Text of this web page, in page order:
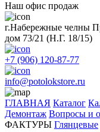
Наш офис продаж
г.Набережные челны
дом 73/21 (Н.Г. 18/15)
+7 (906) 120-87-77
info@potolokstore.ru
ГЛАВНАЯ Каталог
Демонтаж Вопросы и
ФАКТУРЫ Глянцевые